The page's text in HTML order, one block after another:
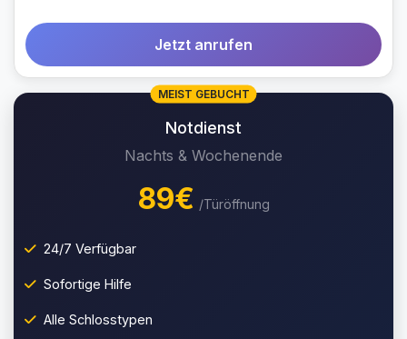
Jetzt anrufen
MEIST GEBUCHT
Notdienst
Nachts & Wochenende
89€ /Türöffnung
24/7 Verfügbar
Sofortige Hilfe
Alle Schlosstypen